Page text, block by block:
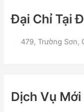
Đại Chỉ Tại
479, Trường Sơn,
Dịch Vụ Mới